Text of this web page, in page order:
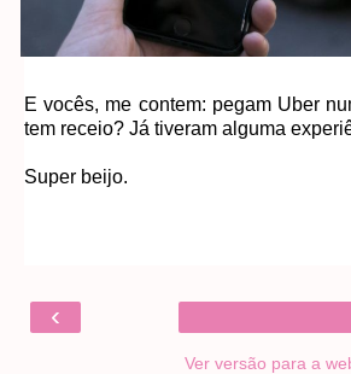
E vocês, me contem: pegam Uber
tem receio? Já tiveram alguma
Super beijo.
‹
Ver versão para a